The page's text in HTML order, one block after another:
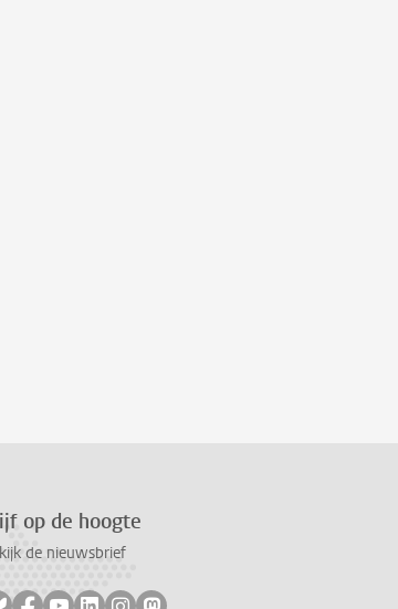
op de hoogte
de nieuwsbrief
Volg ons op bluesky
Volg ons op facebook
Volg ons op youtube
Volg ons op linkedin
Volg ons op instagram
Volg ons op mastodon